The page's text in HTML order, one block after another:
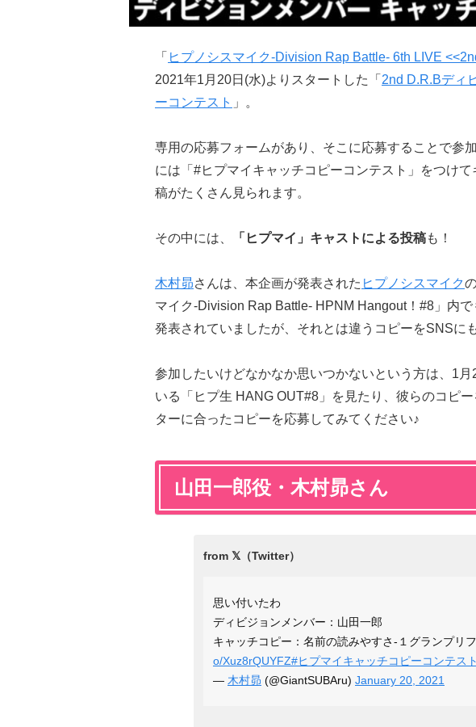
「 ヒプノシスマイク-Division Rap Battle- 6th LIVE
2021年1月20日(水)よりスタートした「 2nd D.R.Bディ
ーコンテスト 」。
専用の応募フォームがあり、そこに応募することで参
には「#ヒプマイキャッチコピーコンテスト」をつけ
稿がたくさん見られます。
その中には、 「ヒプマイ」キャストによる投稿も！
木村昴さんは、本企画が発表された ヒプノシスマイク
マイク-Division Rap Battle- HPNM Hangout！#8」内
発表されていましたが、それとは違うコピーをSNSにも
参加したいけどなかなか思いつかないという方は、1
いる「ヒプ生 HANG OUT#8」を見たり、彼らのコピ
ターに合ったコピーを応募してみてください♪
山田一郎役・木村昴さん
思い付いたわ
ディビジョンメンバー：山田一郎
キャッチコピー：名前の読みやすさ-１グランプリ
o/Xuz8rQUYFZ#ヒプマイキャッチコピーコンテスト
— 木村昴 (@GiantSUBAru) January 20, 2021